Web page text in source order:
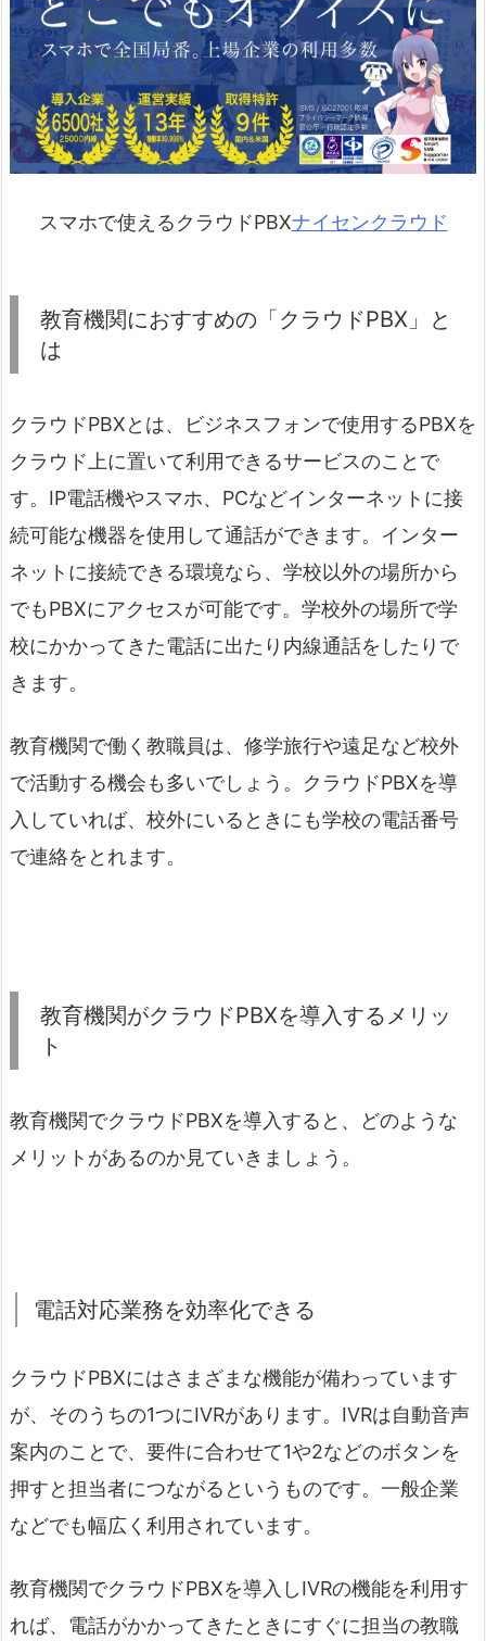
スマホで使えるクラウドPBXナイセンクラウド
教育機関におすすめの「クラウドPBX」と
は
クラウドPBXとは、ビジネスフォンで使用するPBXを
クラウド上に置いて利用できるサービスのことで
す。IP電話機やスマホ、PCなどインターネットに接
続可能な機器を使用して通話ができます。インター
ネットに接続できる環境なら、学校以外の場所から
でもPBXにアクセスが可能です。学校外の場所で学
校にかかってきた電話に出たり内線通話をしたりで
きます。
教育機関で働く教職員は、修学旅行や遠足など校外
で活動する機会も多いでしょう。クラウドPBXを導
入していれば、校外にいるときにも学校の電話番号
で連絡をとれます。
教育機関がクラウドPBXを導入するメリッ
ト
教育機関でクラウドPBXを導入すると、どのような
メリットがあるのか見ていきましょう。
電話対応業務を効率化できる
クラウドPBXにはさまざまな機能が備わっています
が、そのうちの1つにIVRがあります。IVRは自動音声
案内のことで、要件に合わせて1や2などのボタンを
押すと担当者につながるというものです。一般企業
などでも幅広く利用されています。
教育機関でクラウドPBXを導入しIVRの機能を利用す
れば、電話がかかってきたときにすぐに担当の教職